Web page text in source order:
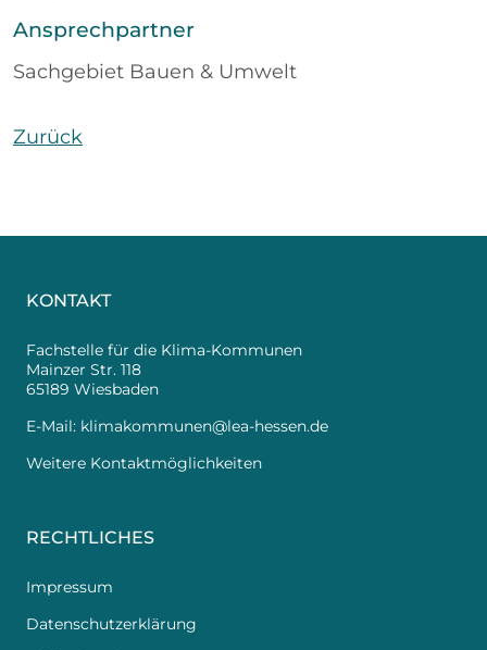
Ansprechpartner
Sachgebiet Bauen & Umwelt
Zurück
KONTAKT
Fachstelle für die Klima-Kommunen
Mainzer Str. 118
65189 Wiesbaden
E-Mail: klimakommunen@lea-hessen.de
Weitere Kontaktmöglichkeiten
RECHTLICHES
Impressum
Datenschutzerklärung